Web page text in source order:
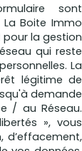
sont
Boite Immo
la gestion
qui reste
La
légitime de
demande
/ au Réseau.
», vous
d’effacement,